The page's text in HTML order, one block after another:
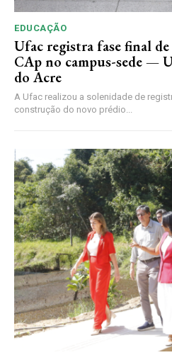
EDUCAÇÃO
Ufac registra fase final
CAp no campus-sede —
do Acre
A Ufac realizou a solenidade de
construção do novo prédio...